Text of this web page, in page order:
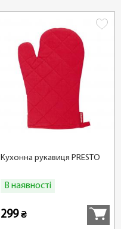
Кухонна рукавиця PRESTO
В наявності
299₴